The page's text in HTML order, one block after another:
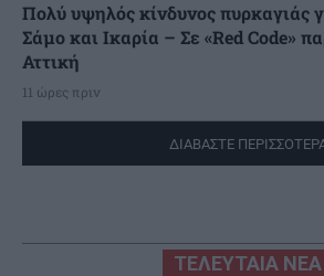
Πολύ υψηλός κίνδυνος πυρκαγιάς
Σάμο και Ικαρία – Σε «Red Code»
Αττική
11 ώρες πριν
ΔΙΑΒΑΣΤΕ